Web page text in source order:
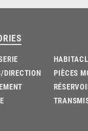
DIRECTION
PIÈCES